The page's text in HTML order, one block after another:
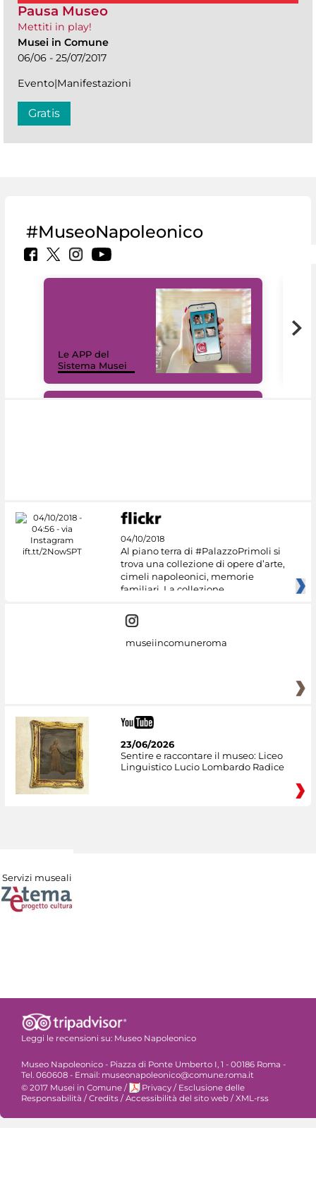
Pausa Museo
Mettiti in play!
Musei in Comune
06/06 - 25/07/2017
Evento|Manifestazioni
Gratis
#MuseoNapoleonico
Le APP del
Sistema Musei
04/10/2018
Al piano terra di #PalazzoPrimoli si
trova una collezione di opere d’arte,
cimeli napoleonici, memorie
familiari. La collezione
museiincomuneroma
23/06/2026
Sentire e raccontare il museo: Liceo
Linguistico Lucio Lombardo Radice
Servizi museali
Leggi le recensioni su: Museo Napoleonico
Museo Napoleonico - Piazza di Ponte Umberto I, 1 - 00186 Roma -
Tel. 060608 - Email: museonapoleonico@comune.roma.it
© 2017 Musei in Comune / Privacy / Esclusione delle
Responsabilità /Credits /Accessibilità del sito web /XML-rss